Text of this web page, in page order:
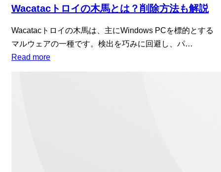
Wacatacトロイの木馬とは？削除方法も解説
Wacatacトロイの木馬は、主にWindows PCを標的とする
マルウェアの一種です。検出を巧みに回避し、パ…
Read more